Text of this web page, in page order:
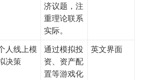
济议题，注
重理论联系
实际。
人线上模
决策
通过模拟投
资、资产配
置等游戏化
英文界面